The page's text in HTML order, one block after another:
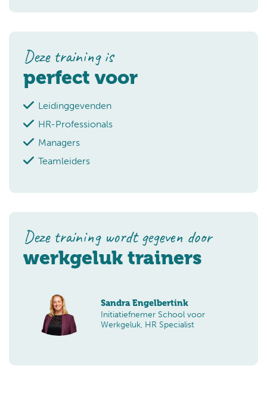
Deze training is
perfect voor
Leidinggevenden
HR-Professionals
Managers
Teamleiders
Deze training wordt gegeven door
werkgeluk trainers
Sandra Engelbertink
Initiatiefnemer School voor
Werkgeluk, HR Specialist